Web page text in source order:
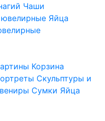
Чаши
Яйца
Корзина
Скульптуры и
Сумки Яйца